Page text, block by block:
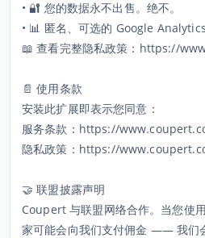
• 🔐 您的数据永不出售。绝不。
• 📊 匿名、可选的 Google Analytics
📖 查看完整隐私政策：https://
📄 使用条款
安装此扩展即表示您同意：
服务条款：https://
隐私政策：https://
🤝 联盟披露声明
Coupert 与联盟网络合作。当您使
家可能会向我们支付佣金 —— 我们